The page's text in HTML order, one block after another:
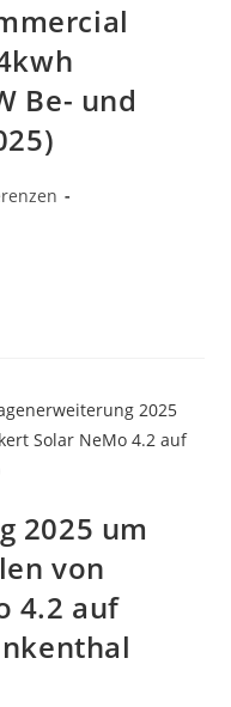
Be- und
2025 um
von
4.2 auf